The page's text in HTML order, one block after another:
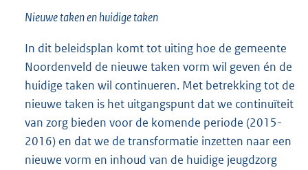
Nieuwe taken en huidige taken
In dit beleidsplan komt tot uiting hoe de gemeente
Noordenveld de nieuwe taken vorm wil geven én de
huidige taken wil continueren. Met betrekking tot de
nieuwe taken is het uitgangspunt dat we continuïteit
van zorg bieden voor de komende periode (2015-
2016) en dat we de transformatie inzetten naar een
nieuwe vorm en inhoud van de huidige jeugdzorg